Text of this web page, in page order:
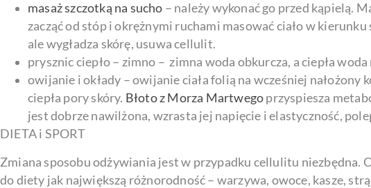
masaż szczotką na sucho – należy wykonać go przed kąpielą.
zacząć od stóp i okrężnymi ruchami masować ciało w
ale wygładza skórę, usuwa cellulit.
prysznic ciepło – zimno – zimna woda obkurcza, a ciepła
owijanie i okłady – owijanie ciała folią na wcześniej nałożony
ciepła pory skóry. Błoto z Morza Martwegoprzyspiesza
jest dobrze nawilżona, wzrasta jej napięcie i elastyczność,
DIETA i SPORT
Zmiana sposobu odżywiania jest w przypadku cellulitu niezbędna.
do diety jak największą różnorodność – warzywa, owoce, kasze,